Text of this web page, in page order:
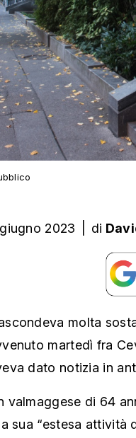
2023 di
molta
martedì fra
dato notizia in
valmaggese di 64
sua “estesa